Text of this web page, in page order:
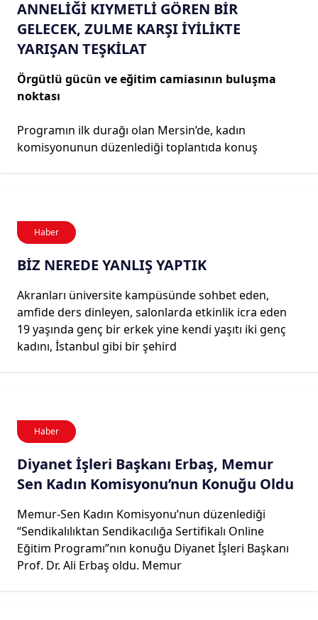
ANNELİĞİ KIYMETLİ GÖREN BİR
GELECEK, ZULME KARŞI İYİLİKTE
YARIŞAN TEŞKİLAT
Örgütlü gücün ve eğitim camiasının buluşma
noktası
Programın ilk durağı olan Mersin’de, kadın
komisyonunun düzenlediği toplantıda konuş
Haber
BİZ NEREDE YANLIŞ YAPTIK
Akranları üniversite kampüsünde sohbet eden,
amfide ders dinleyen, salonlarda etkinlik icra eden
19 yaşında genç bir erkek yine kendi yaşıtı iki genç
kadını, İstanbul gibi bir şehird
Haber
Diyanet İşleri Başkanı Erbaş, Memur
Sen Kadın Komisyonu’nun Konuğu Oldu
Memur-Sen Kadın Komisyonu’nun düzenlediği
“Sendikalılıktan Sendikacılığa Sertifikalı Online
Eğitim Programı”nın konuğu Diyanet İşleri Başkanı
Prof. Dr. Ali Erbaş oldu. Memur